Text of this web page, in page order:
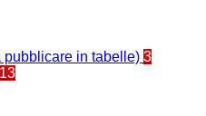
pubblicare in tabelle) 3
13